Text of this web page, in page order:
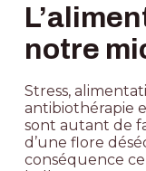
notre
Stress,
antibiothérapie
sont autant de
d’une flore
conséquence